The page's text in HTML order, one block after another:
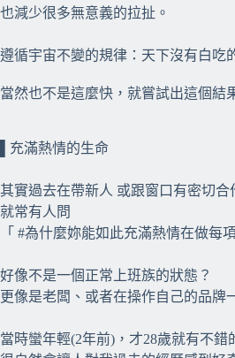
也減少很多無意義的拉扯。
遵循宇宙不變的規律：天下沒有白吃
當然也不是這麼快，就嘗試出這個結
▌充滿熱情的生命
其實過去在帶新人 或跟窗口有密切合
就常有人問
「 #為什麼妳能如此充滿熱情在做每
好像不是一個正常上班族的狀態？
更像是老闆、或者在操作自己的品牌
當時蠻年輕(2年前)，才28歲就有不錯